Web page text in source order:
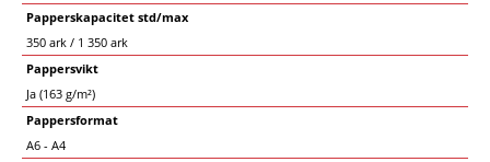
Papperskapacitet std/max
350 ark / 1 350 ark
Pappersvikt
Ja (163 g/m²)
Pappersformat
A6 - A4